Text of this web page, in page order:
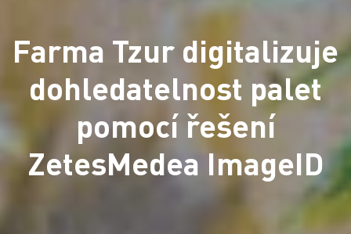
Farma Tzur digitalizuje
dohledatelnost palet
pomocí řešení
ZetesMedea ImageID